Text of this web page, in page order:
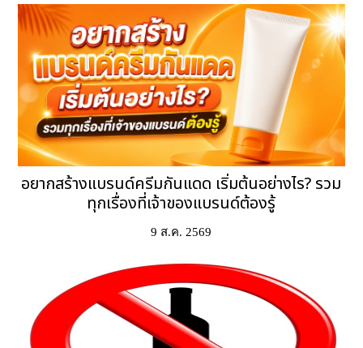
อยากสร้างแบรนด์ครีมกันแดด เริ่มต้นอย่างไร? รวม
ทุกเรื่องที่เจ้าของแบรนด์ต้องรู้
9 ส.ค. 2569